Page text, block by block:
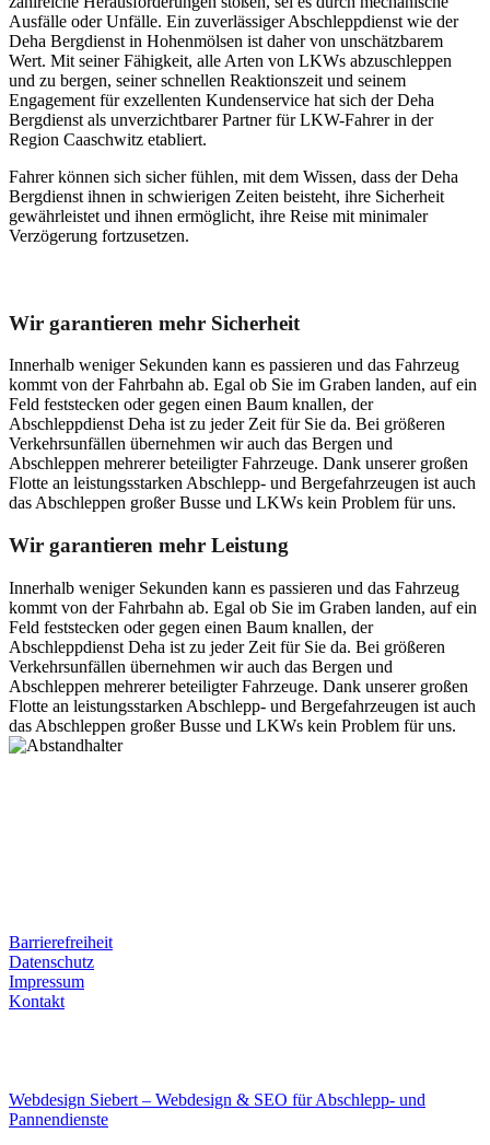
Ausfälle oder Unfälle. Ein zuverlässiger Abschleppdienst wie der
Deha Bergdienst in Hohenmölsen ist daher von unschätzbarem
Wert. Mit seiner Fähigkeit, alle Arten von LKWs abzuschleppen
und zu bergen, seiner schnellen Reaktionszeit und seinem
Engagement für exzellenten Kundenservice hat sich der Deha
Bergdienst als unverzichtbarer Partner für LKW-Fahrer in der
Region Caaschwitz etabliert.
Fahrer können sich sicher fühlen, mit dem Wissen, dass der Deha
Bergdienst ihnen in schwierigen Zeiten beisteht, ihre Sicherheit
gewährleistet und ihnen ermöglicht, ihre Reise mit minimaler
Verzögerung fortzusetzen.
Wir garantieren mehr Sicherheit
Innerhalb weniger Sekunden kann es passieren und das Fahrzeug
kommt von der Fahrbahn ab. Egal ob Sie im Graben landen, auf ein
Feld feststecken oder gegen einen Baum knallen, der
Abschleppdienst Deha ist zu jeder Zeit für Sie da. Bei größeren
Verkehrsunfällen übernehmen wir auch das Bergen und
Abschleppen mehrerer beteiligter Fahrzeuge. Dank unserer großen
Flotte an leistungsstarken Abschlepp- und Bergefahrzeugen ist auch
das Abschleppen großer Busse und LKWs kein Problem für uns.
Wir garantieren mehr Leistung
Innerhalb weniger Sekunden kann es passieren und das Fahrzeug
kommt von der Fahrbahn ab. Egal ob Sie im Graben landen, auf ein
Feld feststecken oder gegen einen Baum knallen, der
Abschleppdienst Deha ist zu jeder Zeit für Sie da. Bei größeren
Verkehrsunfällen übernehmen wir auch das Bergen und
Abschleppen mehrerer beteiligter Fahrzeuge. Dank unserer großen
Flotte an leistungsstarken Abschlepp- und Bergefahrzeugen ist auch
das Abschleppen großer Busse und LKWs kein Problem für uns.
Barrierefreiheit
Datenschutz
Impressum
Kontakt
Webdesign Siebert – Webdesign & SEO für Abschlepp- und
Pannendienste